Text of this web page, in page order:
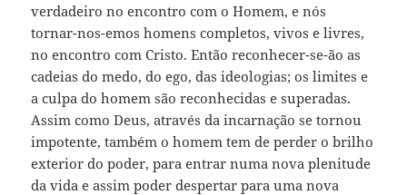
verdadeiro no encontro com o Homem, e nós
tornar-nos-emos homens completos, vivos e livres,
no encontro com Cristo. Então reconhecer-se-ão as
cadeias do medo, do ego, das ideologias; os limites e
a culpa do homem são reconhecidas e superadas.
Assim como Deus, através da incarnação se tornou
impotente, também o homem tem de perder o brilho
exterior do poder, para entrar numa nova plenitude
da vida e assim poder despertar para uma nova